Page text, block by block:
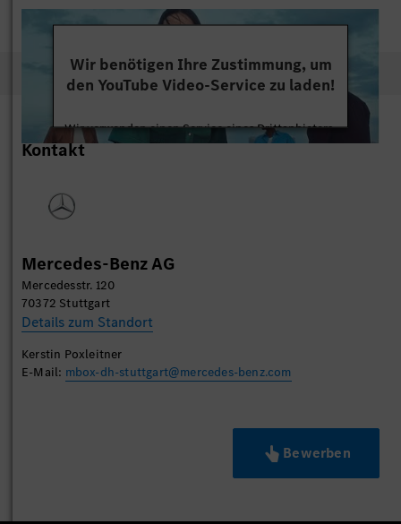
Wir benötigen Ihre Zustimmung, um
den YouTube Video-Service zu laden!
Wir verwenden einen Service eines Drittanbieters,
um Videoinhalte einzubetten. Dieser Service kann
Kontakt
Mercedes-Benz AG
Mercedesstr. 120
70372 Stuttgart
Details zum Standort
Kerstin Poxleitner
E-Mail: mbox-dh-stuttgart@mercedes-benz.com
Bewerben